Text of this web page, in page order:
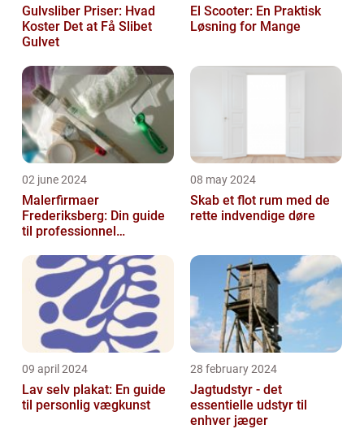
Gulvsliber Priser: Hvad
Koster Det at Få Slibet
Gulvet
El Scooter: En Praktisk
Løsning for Mange
02 june 2024
Malerfirmaer
Frederiksberg: Din guide
til professionnel
08 may 2024
Skab et flot rum med de
rette indvendige døre
09 april 2024
Lav selv plakat: En guide
til personlig vægkunst
28 february 2024
Jagtudstyr - det
essentielle udstyr til
enhver jæger